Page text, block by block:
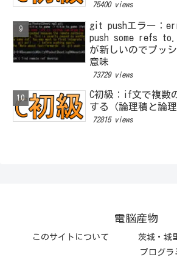
75400 views
git pushエラー：
push some refs
が新しいのでプッ
意味
73729 views
C初級：if文で複数
する（論理積と論理
72815 views
電脳産物
このサイトについて
茨城・城
プログラ